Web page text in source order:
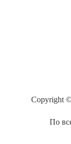
Copyright
По